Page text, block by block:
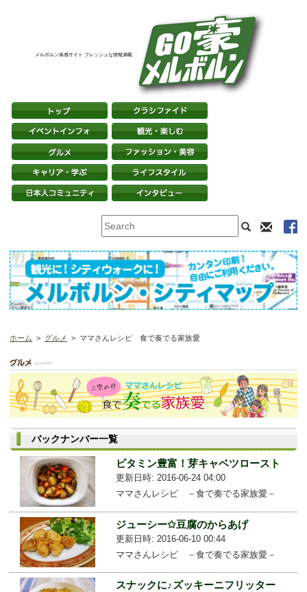
メルボルン体感サイト フレッシュな情報満載
ホーム > グルメ > ママさんレシピ 食で奏でる家族愛
バックナンバー一覧
ビタミン豊富！芽キャベツロースト
更新日時: 2016-06-24 04:00
ママさんレシピ －食で奏でる家族愛－
ジューシー✩豆腐のからあげ
更新日時: 2016-06-10 00:44
ママさんレシピ －食で奏でる家族愛－
スナックに♪ズッキーニフリッター